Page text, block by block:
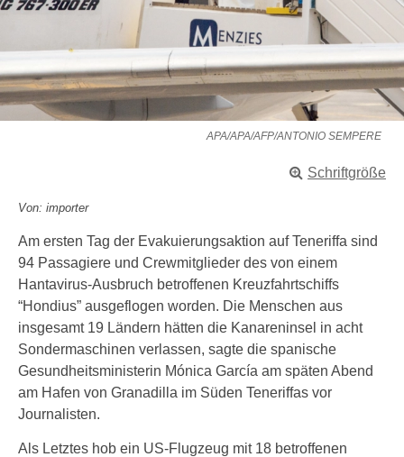
APA/APA/AFP/ANTONIO SEMPERE
Schriftgröße
Von: importer
Am ersten Tag der Evakuierungsaktion auf Teneriffa sind
94 Passagiere und Crewmitglieder des von einem
Hantavirus-Ausbruch betroffenen Kreuzfahrtschiffs
“Hondius” ausgeflogen worden. Die Menschen aus
insgesamt 19 Ländern hätten die Kanareninsel in acht
Sondermaschinen verlassen, sagte die spanische
Gesundheitsministerin Mónica García am späten Abend
am Hafen von Granadilla im Süden Teneriffas vor
Journalisten.
Als Letztes hob ein US-Flugzeug mit 18 betroffenen